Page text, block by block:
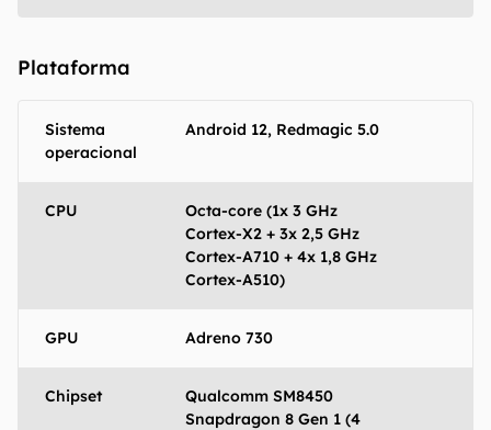
Plataforma
Sistema
operacional
Android 12, Redmagic 5.0
CPU
Octa-core (1x 3 GHz
Cortex-X2 + 3x 2,5 GHz
Cortex-A710 + 4x 1,8 GHz
Cortex-A510)
GPU Adreno 730
Chipset
Qualcomm SM8450
Snapdragon 8 Gen 1 (4
por quaisquer erros ou omissões, ou mesmo
informações. As informações são fornecidas
"como estão", sem qualquer garantia de
aos resultados obtidos com o uso dessas